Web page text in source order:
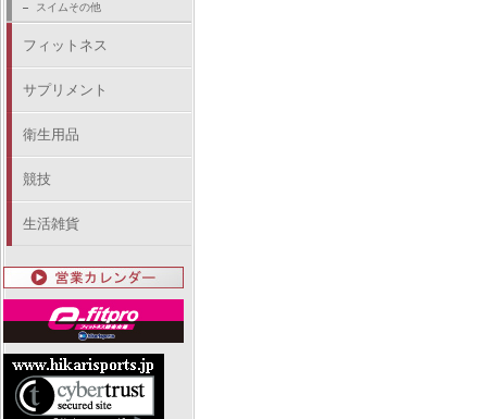
スイムその他
フィットネス
サプリメント
衛生用品
競技
生活雑貨